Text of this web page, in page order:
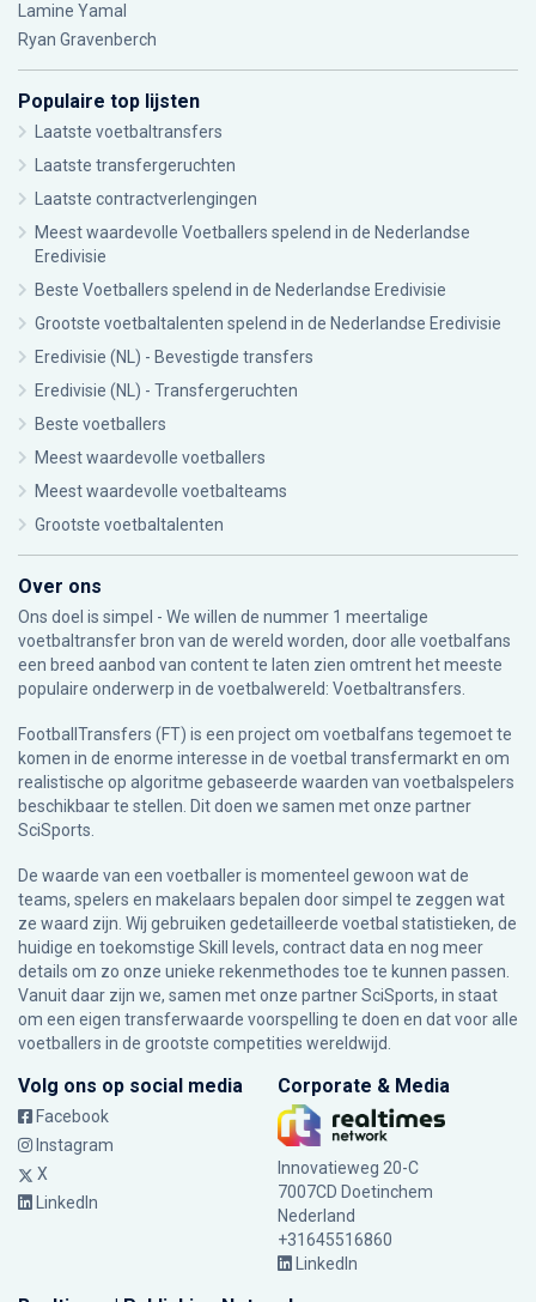
Lamine Yamal
Ryan Gravenberch
Populaire top lijsten
Laatste voetbaltransfers
Laatste transfergeruchten
Laatste contractverlengingen
Meest waardevolle Voetballers spelend in de Nederlandse
Eredivisie
Beste Voetballers spelend in de Nederlandse Eredivisie
Grootste voetbaltalenten spelend in de Nederlandse Eredivisie
Eredivisie (NL) - Bevestigde transfers
Eredivisie (NL) - Transfergeruchten
Beste voetballers
Meest waardevolle voetballers
Meest waardevolle voetbalteams
Grootste voetbaltalenten
Over ons
Ons doel is simpel - We willen de nummer 1 meertalige
voetbaltransfer bron van de wereld worden, door alle voetbalfans
een breed aanbod van content te laten zien omtrent het meeste
populaire onderwerp in de voetbalwereld: Voetbaltransfers.
FootballTransfers (FT) is een project om voetbalfans tegemoet te
komen in de enorme interesse in de voetbal transfermarkt en om
realistische op algoritme gebaseerde waarden van voetbalspelers
beschikbaar te stellen. Dit doen we samen met onze partner
SciSports
De waarde van een voetballer is momenteel gewoon wat de
teams, spelers en makelaars bepalen door simpel te zeggen wat
ze waard zijn. Wij gebruiken gedetailleerde voetbal statistieken, de
huidige en toekomstige Skill levels, contract data en nog meer
details om zo onze unieke rekenmethodes toe te kunnen passen.
Vanuit daar zijn we, samen met onze partner SciSports, in staat
om een eigen transferwaarde voorspelling te doen en dat voor alle
voetballers in de grootste competities wereldwijd.
Volg ons op social media
Facebook
Instagram
X
LinkedIn
Corporate & Media
Innovatieweg 20-C
7007CD Doetinchem
Nederland
+31645516860
LinkedIn